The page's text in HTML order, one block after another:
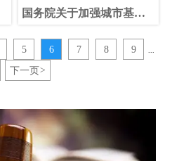
国务院关于加强城市基础
5 6 7 8 9 ...
下一页 >